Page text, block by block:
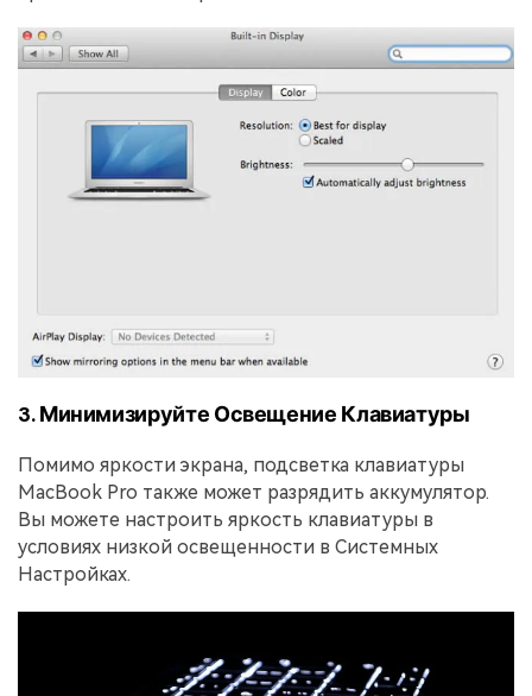
3. Минимизируйте Освещение Клавиатуры
Помимо яркости экрана, подсветка клавиатуры
MacBook Pro также может разрядить аккумулятор.
Вы можете настроить яркость клавиатуры в
условиях низкой освещенности в Системных
Настройках.